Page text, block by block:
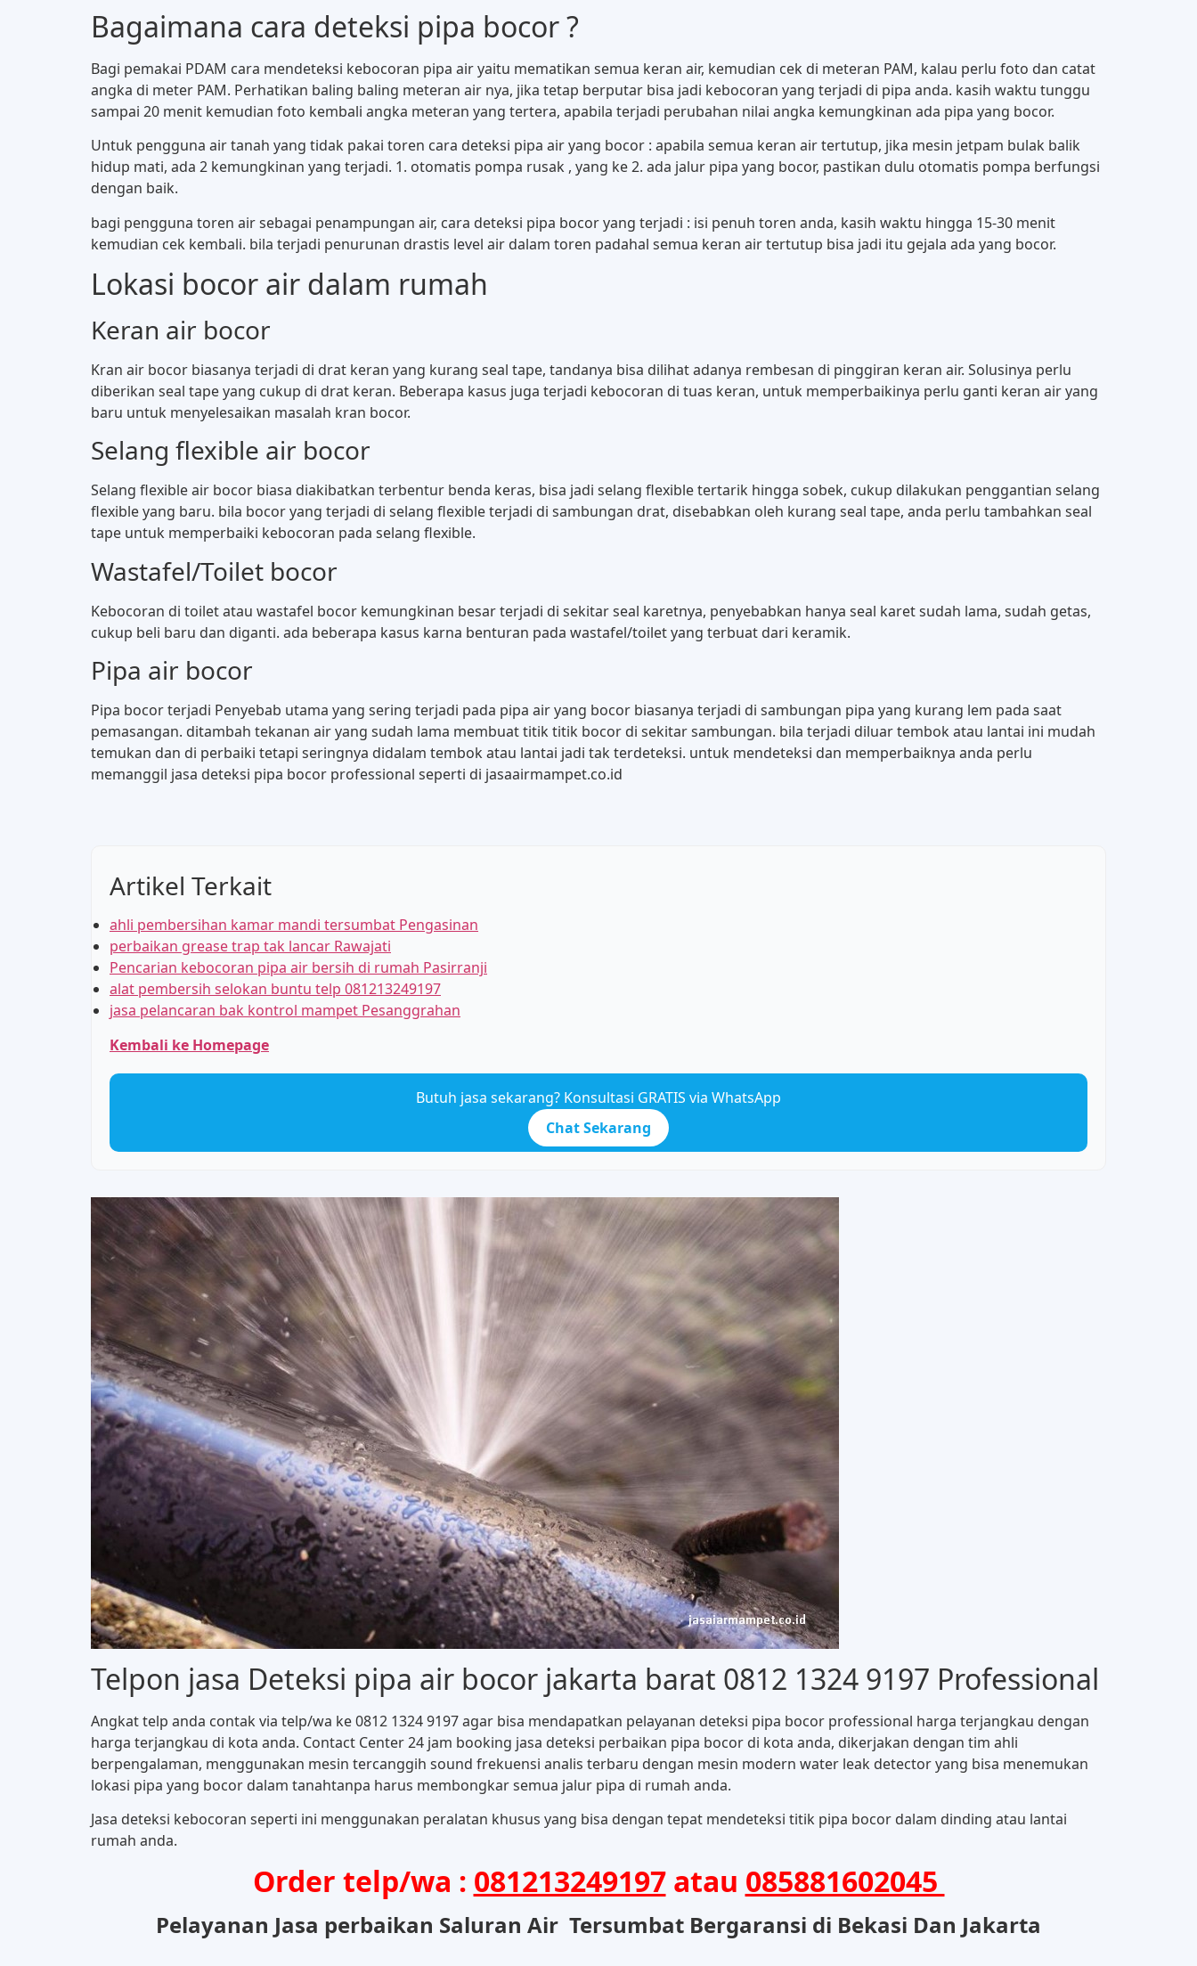
Bagaimana cara deteksi pipa bocor ?
Bagi pemakai PDAM cara mendeteksi kebocoran pipa air yaitu mematikan semua keran air, kemudian cek di meteran PAM, kalau perlu foto dan catat
angka di meter PAM. Perhatikan baling baling meteran air nya, jika tetap berputar bisa jadi kebocoran yang terjadi di pipa anda. kasih waktu tunggu
sampai 20 menit kemudian foto kembali angka meteran yang tertera, apabila terjadi perubahan nilai angka kemungkinan ada pipa yang bocor.
Untuk pengguna air tanah yang tidak pakai toren cara deteksi pipa air yang bocor : apabila semua keran air tertutup, jika mesin jetpam bulak balik
hidup mati, ada 2 kemungkinan yang terjadi. 1. otomatis pompa rusak , yang ke 2. ada jalur pipa yang bocor, pastikan dulu otomatis pompa berfungsi
dengan baik.
bagi pengguna toren air sebagai penampungan air, cara deteksi pipa bocor yang terjadi : isi penuh toren anda, kasih waktu hingga 15-30 menit
kemudian cek kembali. bila terjadi penurunan drastis level air dalam toren padahal semua keran air tertutup bisa jadi itu gejala ada yang bocor.
Lokasi bocor air dalam rumah
Keran air bocor
Kran air bocor biasanya terjadi di drat keran yang kurang seal tape, tandanya bisa dilihat adanya rembesan di pinggiran keran air. Solusinya perlu
diberikan seal tape yang cukup di drat keran. Beberapa kasus juga terjadi kebocoran di tuas keran, untuk memperbaikinya perlu ganti keran air yang
baru untuk menyelesaikan masalah kran bocor.
Selang flexible air bocor
Selang flexible air bocor biasa diakibatkan terbentur benda keras, bisa jadi selang flexible tertarik hingga sobek, cukup dilakukan penggantian selang
flexible yang baru. bila bocor yang terjadi di selang flexible terjadi di sambungan drat, disebabkan oleh kurang seal tape, anda perlu tambahkan seal
tape untuk memperbaiki kebocoran pada selang flexible.
Wastafel/Toilet bocor
Kebocoran di toilet atau wastafel bocor kemungkinan besar terjadi di sekitar seal karetnya, penyebabkan hanya seal karet sudah lama, sudah getas,
cukup beli baru dan diganti. ada beberapa kasus karna benturan pada wastafel/toilet yang terbuat dari keramik.
Pipa air bocor
Pipa bocor terjadi Penyebab utama yang sering terjadi pada pipa air yang bocor biasanya terjadi di sambungan pipa yang kurang lem pada saat
pemasangan. ditambah tekanan air yang sudah lama membuat titik titik bocor di sekitar sambungan. bila terjadi diluar tembok atau lantai ini mudah
temukan dan di perbaiki tetapi seringnya didalam tembok atau lantai jadi tak terdeteksi. untuk mendeteksi dan memperbaiknya anda perlu
memanggil jasa deteksi pipa bocor professional seperti di jasaairmampet.co.id
Artikel Terkait
ahli pembersihan kamar mandi tersumbat Pengasinan
perbaikan grease trap tak lancar Rawajati
Pencarian kebocoran pipa air bersih di rumah Pasirranji
alat pembersih selokan buntu telp 081213249197
jasa pelancaran bak kontrol mampet Pesanggrahan
Kembali ke Homepage
Butuh jasa sekarang? Konsultasi GRATIS via WhatsApp
Chat Sekarang
Telpon jasa Deteksi pipa air bocor jakarta barat 0812 1324 9197 Professional
Angkat telp anda contak via telp/wa ke 0812 1324 9197 agar bisa mendapatkan pelayanan deteksi pipa bocor professional harga terjangkau dengan
harga terjangkau di kota anda. Contact Center 24 jam booking jasa deteksi perbaikan pipa bocor di kota anda, dikerjakan dengan tim ahli
berpengalaman, menggunakan mesin tercanggih sound frekuensi analis terbaru dengan mesin modern water leak detector yang bisa menemukan
lokasi pipa yang bocor dalam tanahtanpa harus membongkar semua jalur pipa di rumah anda.
Jasa deteksi kebocoran seperti ini menggunakan peralatan khusus yang bisa dengan tepat mendeteksi titik pipa bocor dalam dinding atau lantai
rumah anda.
Order telp/wa : 081213249197atau 085881602045
Pelayanan Jasa perbaikan Saluran Air Tersumbat Bergaransi di Bekasi Dan Jakarta